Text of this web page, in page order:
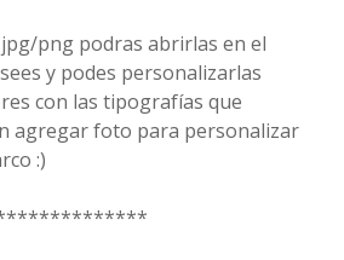
png podras abrirlas en el
y podes personalizarlas
con las tipografías que
agregar foto para personalizar
:)